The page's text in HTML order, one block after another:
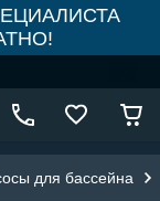
для бассейна